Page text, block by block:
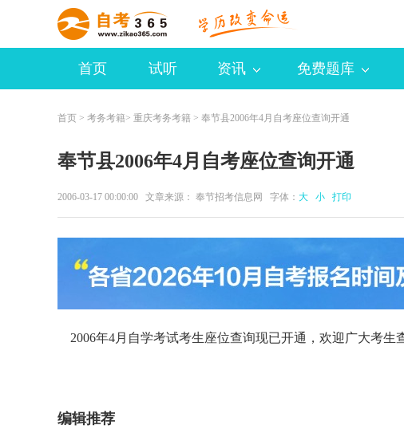
首页 试听 资讯 免费题库
首页 > 考务考籍> 重庆考务考籍 > 奉节县2006年4月自考座位查询开通
奉节县2006年4月自考座位查询开通
2006-03-17 00:00:00 文章来源： 奉节招考信息网 字体： 大 小 打印
2006年4月自学考试考生座位查询现已开通，欢迎广大考生
编辑推荐